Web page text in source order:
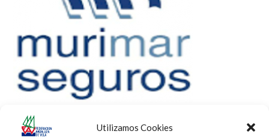
Utilizamos Cookies